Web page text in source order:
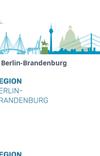
Berlin-Brandenburg